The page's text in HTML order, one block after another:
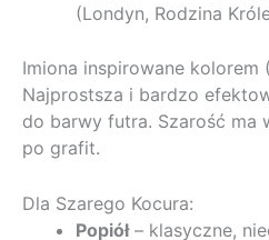
(Londyn, Rodzina
Imiona inspirowane kolorem
Najprostsza i bardzo
do barwy futra. Szarość ma
po grafit.
Dla Szarego Kocura:
Popiół– klasyczne,